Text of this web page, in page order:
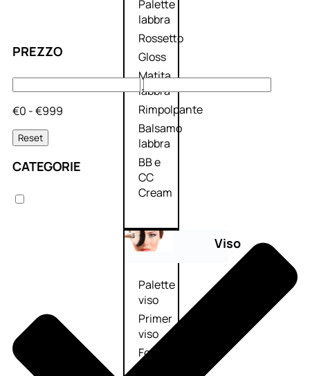
Palette
labbra
Rossetto
Gloss
Matita
labbra
Rimpolpante
Balsamo
labbra
BB e
CC
Cream
Viso
Palette
viso
Primer
viso
Fondotinta
PREZZO
€0 - €999
Reset
CATEGORIE